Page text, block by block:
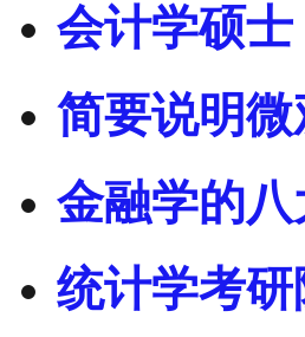
会计学硕
简要说明
金融学的
统计学考研